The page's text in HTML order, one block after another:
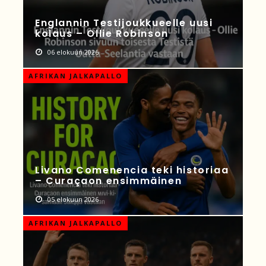
Englannin Testijoukkueelle uusi
kolaus – Ollie Robinson
06 elokuun 2026
AFRIKAN JALKAPALLO
Livano Comenencia teki historiaa
– Curaçaon ensimmäinen
05 elokuun 2026
AFRIKAN JALKAPALLO